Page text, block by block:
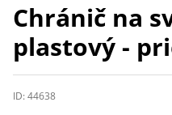
Chránič na
plastový -
ID: 44638